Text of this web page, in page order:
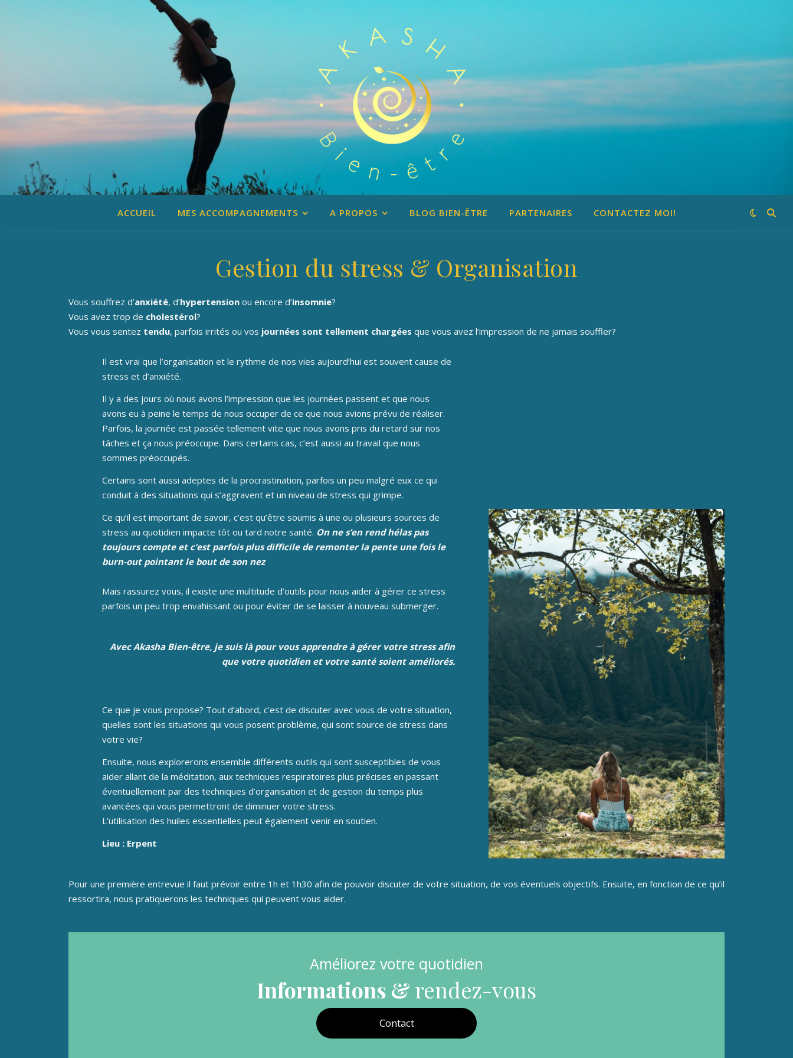
ACCUEIL MES ACCOMPAGNEMENTS A PROPOS BLOG BIEN-ÊTRE PARTENAIRES CONTACTEZ MOI!
Gestion du stress & Organisation
Vous souffrez d’anxiété, d’hypertension ou encore d’insomnie?
Vous avez trop de cholestérol?
Vous vous sentez tendu, parfois irrités ou vos journées sont tellement chargées que vous avez l’impression de ne jamais souffler?
Il est vrai que l’organisation et le rythme de nos vies aujourd’hui est souvent cause de
stress et d’anxiété.
Il y a des jours où nous avons l’impression que les journées passent et que nous
avons eu à peine le temps de nous occuper de ce que nous avions prévu de réaliser.
Parfois, la journée est passée tellement vite que nous avons pris du retard sur nos
tâches et ça nous préoccupe. Dans certains cas, c’est aussi au travail que nous
sommes préoccupés.
Certains sont aussi adeptes de la procrastination, parfois un peu malgré eux ce qui
conduit à des situations qui s’aggravent et un niveau de stress qui grimpe.
Ce qu’il est important de savoir, c’est qu’être soumis à une ou plusieurs sources de
stress au quotidien impacte tôt ou tard notre santé. On ne s’en rend hélas pas
toujours compte et c’est parfois plus difficile de remonter la pente une fois le
burn-out pointant le bout de son nez
Mais rassurez vous, il existe une multitude d’outils pour nous aider à gérer ce stress
parfois un peu trop envahissant ou pour éviter de se laisser à nouveau submerger.
Avec Akasha Bien-être, je suis là pour vous apprendre à gérer votre stress afin
que votre quotidien et votre santé soient améliorés.
Ce que je vous propose? Tout d’abord, c’est de discuter avec vous de votre situation,
quelles sont les situations qui vous posent problème, qui sont source de stress dans
votre vie?
Ensuite, nous explorerons ensemble différents outils qui sont susceptibles de vous
aider allant de la méditation, aux techniques respiratoires plus précises en passant
éventuellement par des techniques d’organisation et de gestion du temps plus
avancées qui vous permettront de diminuer votre stress.
L’utilisation des huiles essentielles peut également venir en soutien.
Lieu : Erpent
Pour une première entrevue il faut prévoir entre 1h et 1h30 afin de pouvoir discuter de votre situation, de vos éventuels objectifs. Ensuite, en fonction de ce qu’il
ressortira, nous pratiquerons les techniques qui peuvent vous aider.
Améliorez votre quotidien
Informations & rendez-vous
Contact